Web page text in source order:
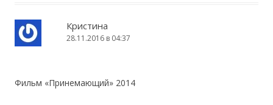
Кристина
28.11.2016 в 04:37
Фильм «Принемающий» 2014